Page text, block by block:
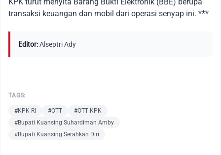
transaksi keuangan dan mobil dari operasi senyap ini. ***
Editor:Alseptri Ady
TAGS:
#KPK RI #OTT
#OTT KPK
#Bupati Kuansing Suhardiman Amby
#Bupati Kuansing Serahkan Diri